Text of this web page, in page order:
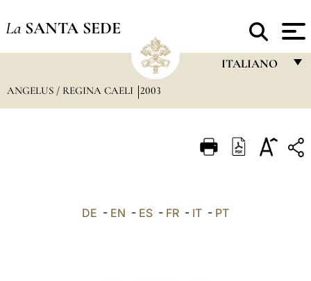
La SANTA SEDE
ITALIANO
ITALIANO
ANGELUS / REGINA CAELI 2003
DE - EN - ES - FR - IT - PT